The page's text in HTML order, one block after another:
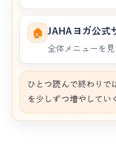
🏠 JAHAヨガ公
全体メニューを見
ひとつ読んで終わりで
を少しずつ増やしてい